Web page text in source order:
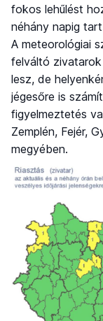
fokos lehűlést
néhány napig
A meteorológiai
felváltó zivatarok
lesz, de
jégesőre is
figyelmeztetés
Zemplén, Fejér,
megyében.